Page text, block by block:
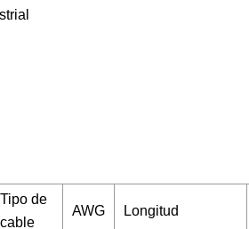
Tipo de
cable
AWG Longitud